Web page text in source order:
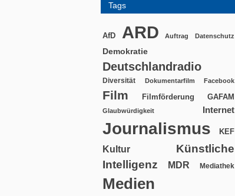
Tags
AfD ARD Auftrag Datenschutz
Demokratie
Deutschlandradio
Diversität Dokumentarfilm Facebook
Film Filmförderung GAFAM
Glaubwürdigkeit Internet
Journalismus KEF
Kultur
Künstliche
Intelligenz
MDR Mediathek
Medien